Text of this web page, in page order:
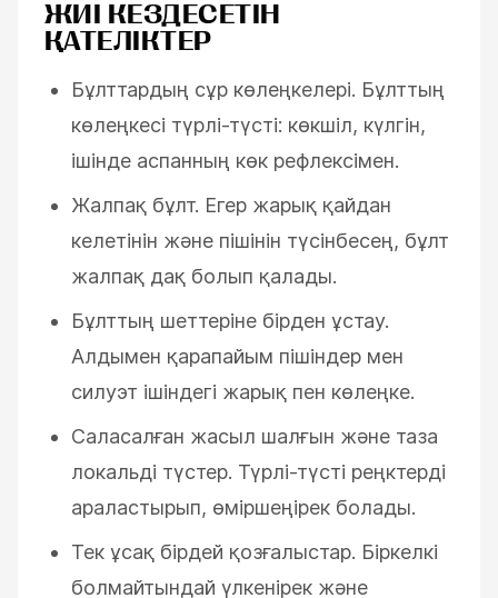
ЖИІ КЕЗДЕСЕТІН
ҚАТЕЛІКТЕР
Бұлттардың сұр көлеңкелері. Бұлттың
көлеңкесі түрлі-түсті: көкшіл, күлгін,
ішінде аспанның көк рефлексімен.
Жалпақ бұлт. Егер жарық қайдан
келетінін және пішінін түсінбесең, бұлт
жалпақ дақ болып қалады.
Бұлттың шеттеріне бірден ұстау.
Алдымен қарапайым пішіндер мен
силуэт ішіндегі жарық пен көлеңке.
Саласалған жасыл шалғын және таза
локальді түстер. Түрлі-түсті реңктерді
араластырып, өміршеңірек болады.
Тек ұсақ бірдей қозғалыстар. Біркелкі
болмайтындай үлкенірек және